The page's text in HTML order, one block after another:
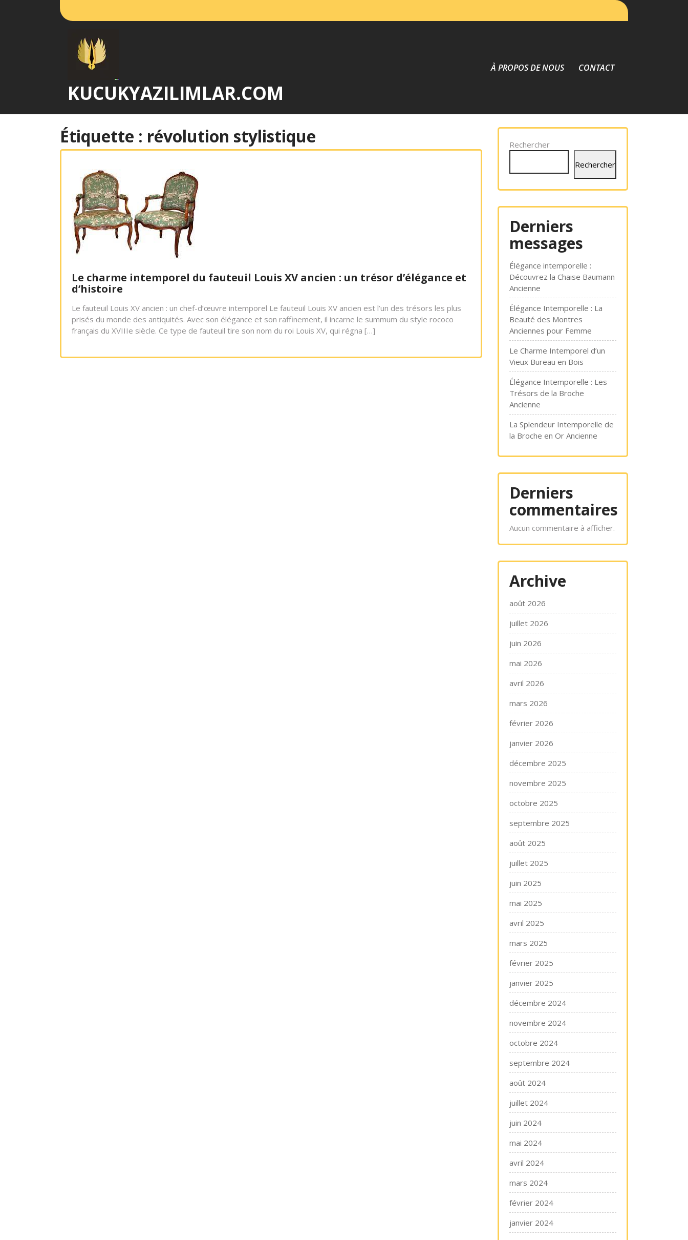
KUCUKYAZILIMLAR.COM
À PROPOS DE NOUS CONTACT
Étiquette : révolution stylistique
Le charme intemporel du fauteuil Louis XV ancien : un trésor d’élégance et
d’histoire
Le fauteuil Louis XV ancien : un chef-d’œuvre intemporel Le fauteuil Louis XV ancien est l’un des trésors les plus
prisés du monde des antiquités. Avec son élégance et son raffinement, il incarne le summum du style rococo
français du XVIIIe siècle. Ce type de fauteuil tire son nom du roi Louis XV, qui régna […]
Rechercher
Rechercher
Derniers
messages
Élégance intemporelle :
Découvrez la Chaise Baumann
Ancienne
Élégance Intemporelle : La
Beauté des Montres
Anciennes pour Femme
Le Charme Intemporel d’un
Vieux Bureau en Bois
Élégance Intemporelle : Les
Trésors de la Broche
Ancienne
La Splendeur Intemporelle de
la Broche en Or Ancienne
Derniers
commentaires
Aucun commentaire à afficher.
Archive
août 2026
juillet 2026
juin 2026
mai 2026
avril 2026
mars 2026
février 2026
janvier 2026
décembre 2025
novembre 2025
octobre 2025
septembre 2025
août 2025
juillet 2025
juin 2025
mai 2025
avril 2025
mars 2025
février 2025
janvier 2025
décembre 2024
novembre 2024
octobre 2024
septembre 2024
août 2024
juillet 2024
juin 2024
mai 2024
avril 2024
mars 2024
février 2024
janvier 2024